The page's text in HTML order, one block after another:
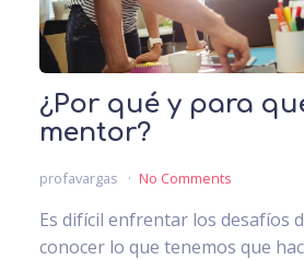
¿Por qué y para
mentor?
profavargas No Comments
Es difícil enfrentar los desafíos
conocer lo que tenemos que